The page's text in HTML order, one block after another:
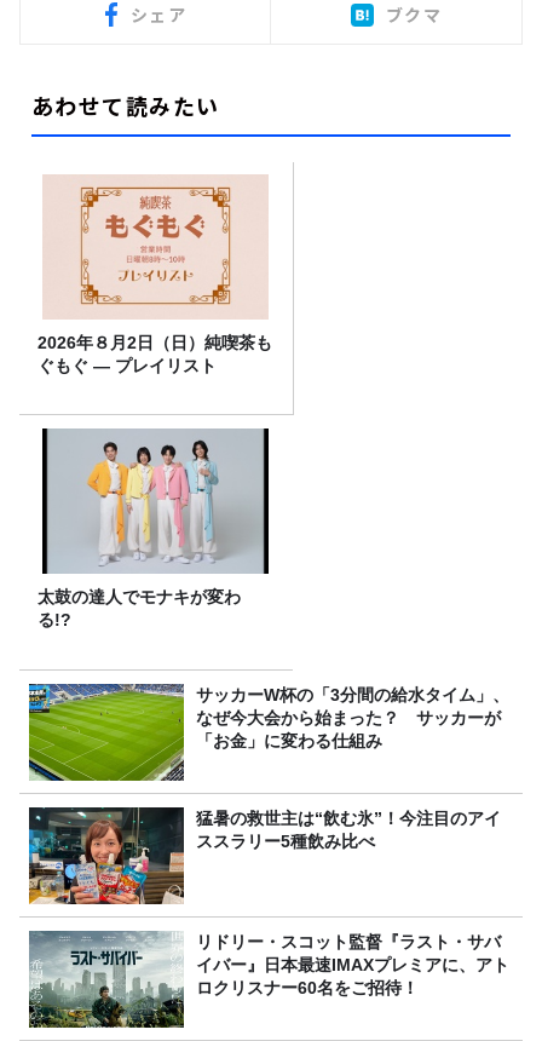
シェア ブクマ
あわせて読みたい
2026年８月2日（日）純喫茶も
ぐもぐ ― プレイリスト
太鼓の達人でモナキが変わ
る!?
サッカーW杯の「3分間の給水タイム」、
なぜ今大会から始まった？ サッカーが
「お金」に変わる仕組み
猛暑の救世主は“飲む氷”！今注目のアイ
ススラリー5種飲み比べ
リドリー・スコット監督『ラスト・サバ
イバー』日本最速IMAXプレミアに、アト
ロクリスナー60名をご招待！